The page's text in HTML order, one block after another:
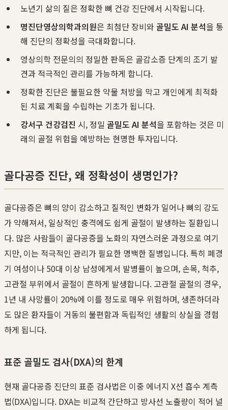
노년기 삶의 질은 정확한 뼈 건강 진단에서 시작됩니다.
명진단영상의학과의원은 최첨단 장비와 골밀도 AI 분석을 통
해 진단의 정확성을 극대화합니다.
영상의학 전문의의 정밀한 판독은 골감소증 단계의 조기 발
견과 적극적인 관리를 가능하게 합니다.
정확한 진단은 불필요한 약물 처방을 막고 개인에게 최적화
된 치료 계획을 수립하는 기초가 됩니다.
강서구 건강검진 시, 정밀 골밀도 AI 분석을 포함하는 것은 미
래의 골절 위험을 예방하는 현명한 투자입니다.
골다공증 진단, 왜 정확성이 생명인가?
골다공증은 뼈의 양이 감소하고 질적인 변화가 일어나 뼈의 강도
가 약해져서, 일상적인 충격에도 쉽게 골절이 발생하는 질환입니
다. 많은 사람들이 골다공증을 노화의 자연스러운 과정으로 여기
지만, 이는 적극적인 관리가 필요한 명백한 질병입니다. 특히 폐경
기 여성이나 50대 이상 남성에게서 발병률이 높으며, 손목, 척추,
고관절 부위에서 골절이 흔하게 발생합니다. 고관절 골절의 경우,
1년 내 사망률이 20%에 이를 정도로 매우 위험하며, 생존하더라
도 많은 환자들이 거동의 불편함과 독립적인 생활의 상실을 경험
하게 됩니다.
표준 골밀도 검사(DXA)의 한계
현재 골다공증 진단의 표준 검사법은 이중 에너지 X선 흡수 계측
법(DXA)입니다. DXA는 비교적 간단하고 방사선 노출량이 적어 널